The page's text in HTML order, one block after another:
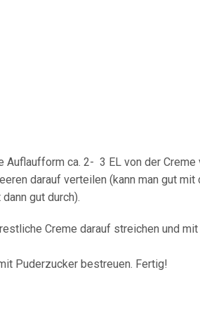
Auflaufform ca. 2- 3 EL von der
darauf verteilen (kann man gut
gut durch).
Creme darauf streichen und
Puderzucker bestreuen. Fertig!